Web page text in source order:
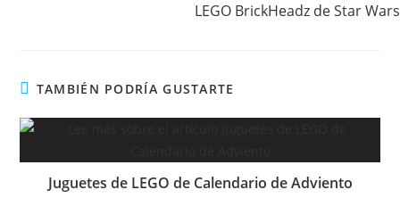
LEGO BrickHeadz de Star Wars
TAMBIÉN PODRÍA GUSTARTE
Juguetes de LEGO de Calendario de Adviento